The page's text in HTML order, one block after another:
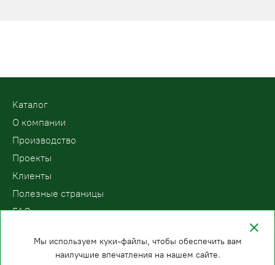
Kаталог
О компании
Производство
Проекты
Клиенты
Полезные страницы
FAQ
Мы используем куки-файлы, чтобы обеспечить вам
наилучшие впечатления на нашем сайте.